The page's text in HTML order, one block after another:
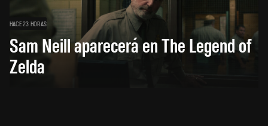
HACE 23 HORAS
Sam Neill aparecerá en The Legend of
Zelda